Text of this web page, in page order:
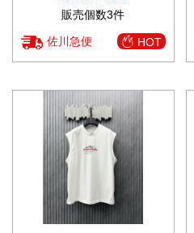
販売個数3件
佐川急便 HOT